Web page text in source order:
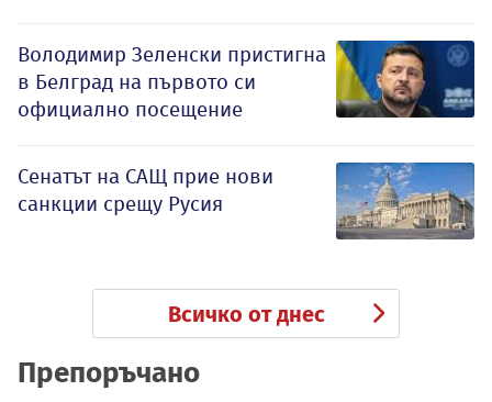
Володимир Зеленски пристигна
в Белград на първото си
официално посещение
Сенатът на САЩ прие нови
санкции срещу Русия
Всичко от днес
Препоръчано